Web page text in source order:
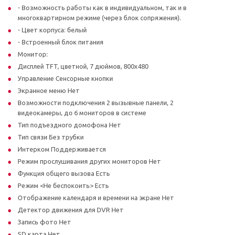
- Возможность работы как в индивидуальном, так и в
многоквартирном режиме (через блок сопряжения).
- Цвет корпуса: белый
- Встроенный блок питания
Монитор:
Дисплей TFT, цветной, 7 дюймов, 800x480
Управление Сенсорные кнопки
Экранное меню Нет
Возможности подключения 2 вызывные панели, 2
видеокамеры, до 6 мониторов в системе
Тип подъездного домофона Нет
Тип связи Без трубки
Интерком Поддерживается
Режим прослушивания других мониторов Нет
Функция общего вызова Есть
Режим <Не беспокоить> Есть
Отображение календаря и времени на экране Нет
Детектор движения для DVR Нет
Запись фото Нет